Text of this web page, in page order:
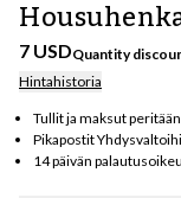
7 USDQuantity
Hintahistoria
Tullit ja maksut
Pikapostit
14 päivän